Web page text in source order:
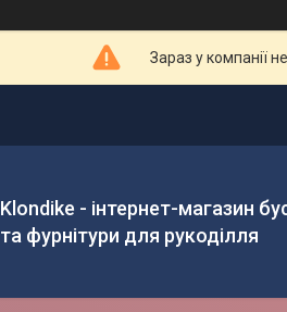
Зараз у компанії
Klondike - інтернет-магазин
та фурнітури для рукоділля